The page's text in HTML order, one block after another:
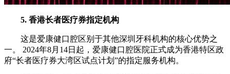
5. 香港长者医疗券指定机构
这是爱康健口腔区别于其他深圳牙科机构的核心优势之
一。 2024年8月14日起，爱康健口腔医院正式成为香港特区政
府“长者医疗券大湾区试点计划”的指定服务机构。